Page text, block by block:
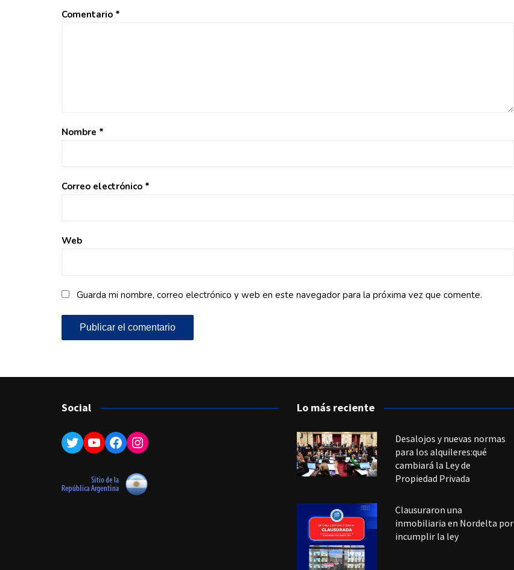
Comentario *
Nombre *
Correo electrónico *
Web
Guarda mi nombre, correo electrónico y web en este navegador para la próxima vez que comente.
Social
Twitter
YouTube
Facebook
Instagram
Lo más reciente
Desalojos y nuevas normas
para los alquileres:qué
cambiará la Ley de
Propiedad Privada
Clausuraron una
inmobiliaria en Nordelta por
incumplir la ley